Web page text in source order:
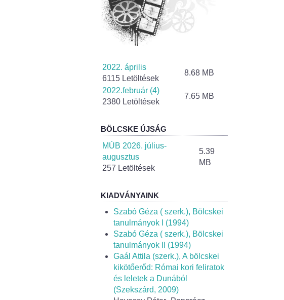
2022. április
6115 Letöltések
8.68 MB
2022.február (4)
2380 Letöltések
7.65 MB
BÖLCSKE ÚJSÁG
MÚB 2026. július-
augusztus
257 Letöltések
5.39
MB
KIADVÁNYAINK
Szabó Géza ( szerk.), Bölcskei
tanulmányok I (1994)
Szabó Géza ( szerk.), Bölcskei
tanulmányok II (1994)
Gaál Attila (szerk.), A bölcskei
kikötőerőd: Római kori feliratok
és leletek a Dunából
(Szekszárd, 2009)